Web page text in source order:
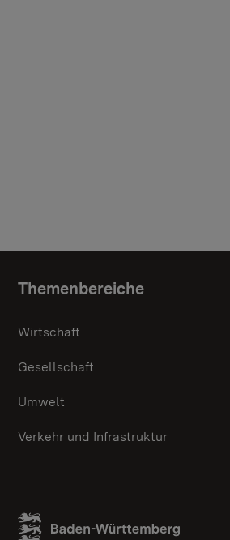
Topic
Themenbereiche
Wirtschaft
Gesellschaft
Umwelt
Verkehr und Infrastruktur